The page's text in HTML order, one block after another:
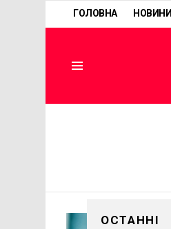
ГОЛОВНА НОВИНИ
ОСТАННІ